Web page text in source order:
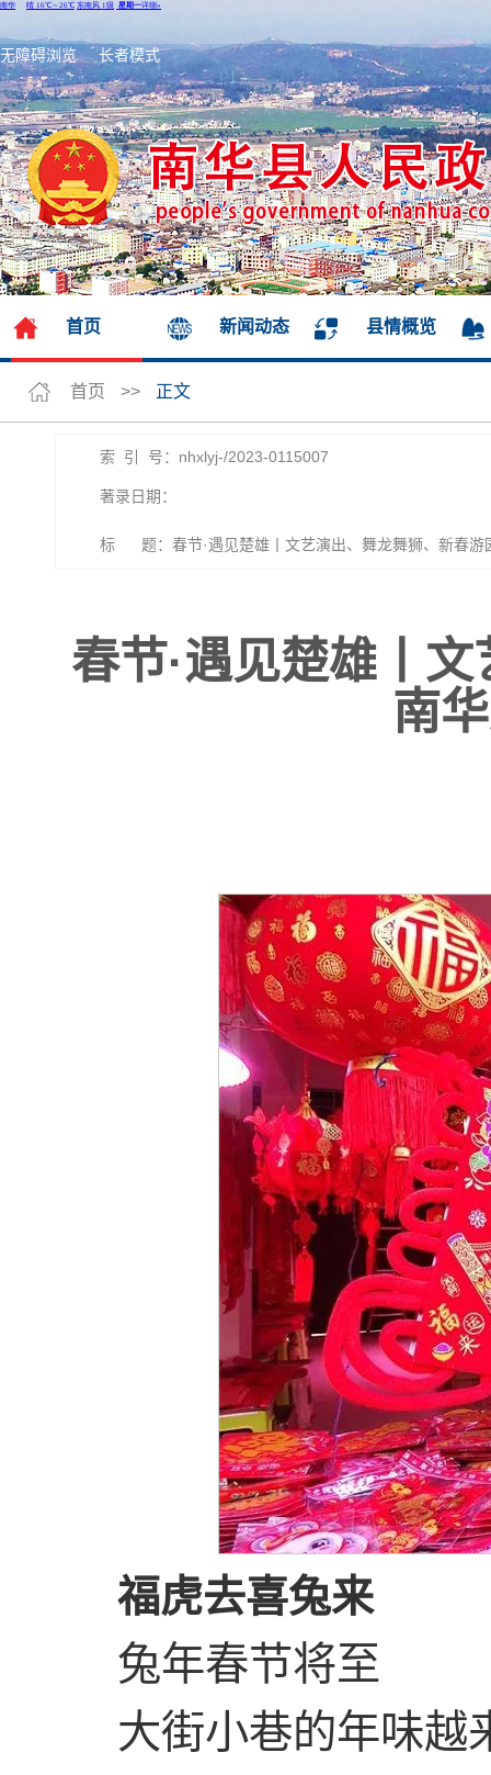
无障碍浏览 长者模式
首页 新闻动态 县情概览
首页 >> 正文
索 引 号：nhxlyj-/2023-0115007
著录日期：
标 题：春节·遇见楚雄丨文艺演出、舞龙舞狮、新春
春节·遇见楚雄丨
南
福虎去喜兔来
兔年春节将至
大街小巷的年味越